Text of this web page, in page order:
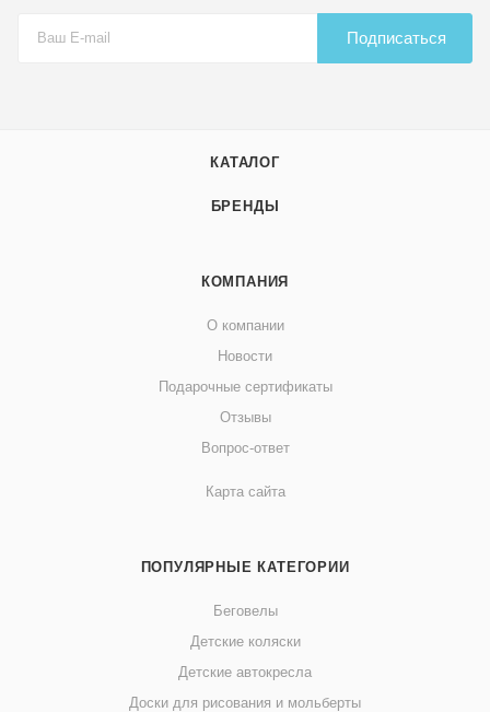
Подписаться
КАТАЛОГ
БРЕНДЫ
КОМПАНИЯ
О компании
Новости
Подарочные сертификаты
Отзывы
Вопрос-ответ
Карта сайта
ПОПУЛЯРНЫЕ КАТЕГОРИИ
Беговелы
Детские коляски
Детские автокресла
Доски для рисования и мольберты